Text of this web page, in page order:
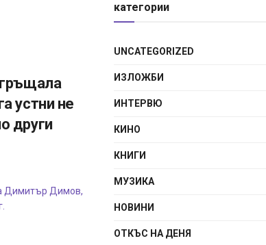
устни не
други
Димитър Димов,
категории
UNCATEGORIZED
ИЗЛОЖБИ
ИНТЕРВЮ
КИНО
КНИГИ
МУЗИКА
НОВИНИ
ОТКЪС НА ДЕНЯ